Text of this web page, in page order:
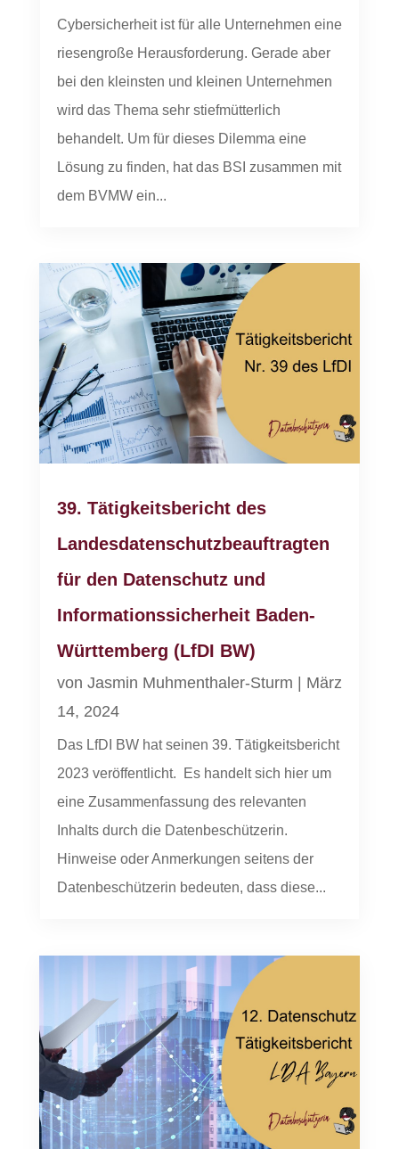
Cybersicherheit ist für alle Unternehmen eine
riesengroße Herausforderung. Gerade aber
bei den kleinsten und kleinen Unternehmen
wird das Thema sehr stiefmütterlich
behandelt. Um für dieses Dilemma eine
Lösung zu finden, hat das BSI zusammen mit
dem BVMW ein...
39. Tätigkeitsbericht des
Landesdatenschutzbeauftragten
für den Datenschutz und
Informationssicherheit Baden-
Württemberg (LfDI BW)
von Jasmin Muhmenthaler-Sturm
März
14, 2024
Das LfDI BW hat seinen 39. Tätigkeitsbericht
2023 veröffentlicht. Es handelt sich hier um
eine Zusammenfassung des relevanten
Inhalts durch die Datenbeschützerin.
Hinweise oder Anmerkungen seitens der
Datenbeschützerin bedeuten, dass diese...